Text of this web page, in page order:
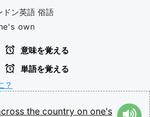
ドン英語 俗語
own
意味を覚える
単語を覚える
？
the country on one's